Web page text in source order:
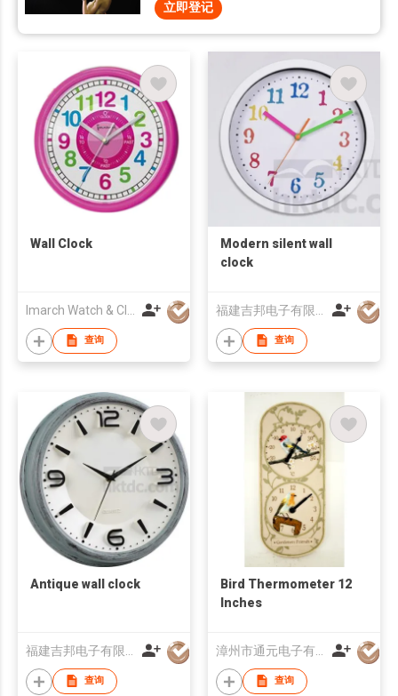
立即登记
Wall Clock
查询
Modern silent wall
clock
查询
Antique wall clock
查询
Bird Thermometer 12
Inches
查询